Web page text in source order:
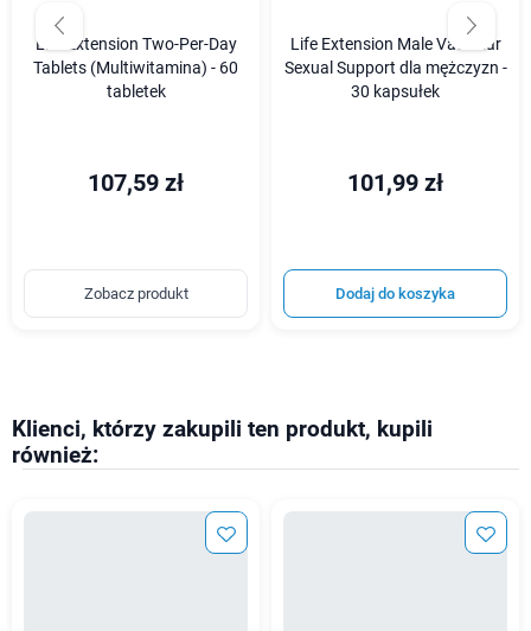
Life Extension Two-Per-Day
Tablets (Multiwitamina) - 60
tabletek
107,59 zł
Zobacz produkt
Life Extension Male Vascular
Sexual Support dla mężczyzn -
30 kapsułek
101,99 zł
Dodaj do koszyka
Klienci, którzy zakupili ten produkt, kupili
również: